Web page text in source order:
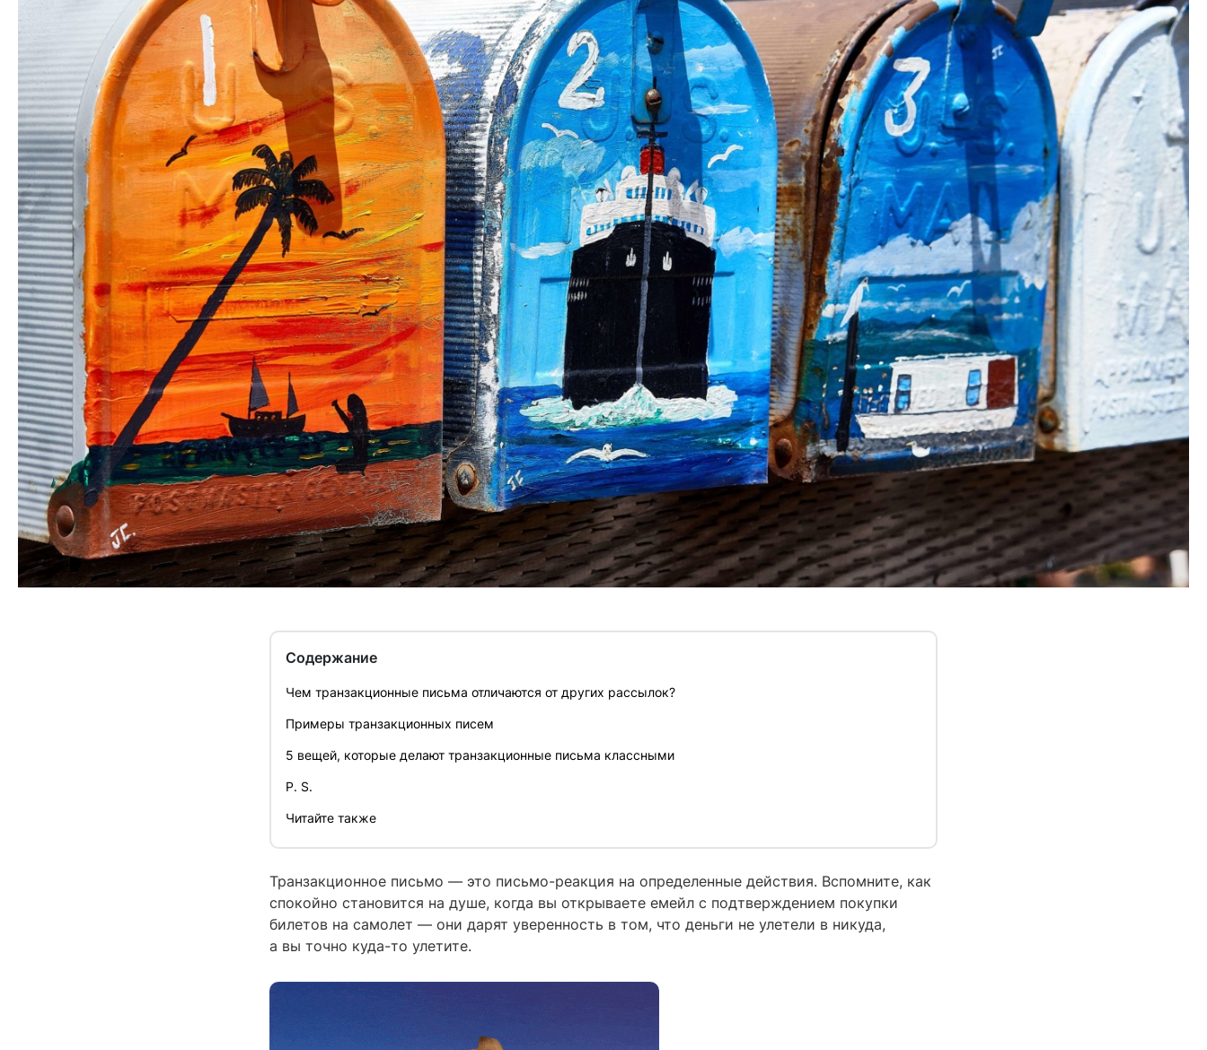
Содержание
Чем транзакционные письма отличаются от других рассылок?
Примеры транзакционных писем
5 вещей, которые делают транзакционные письма классными
P. S.
Читайте также
Транзакционное письмо — это письмо-реакция на определенные действия. Вспомните, как
спокойно становится на душе, когда вы открываете емейл с подтверждением покупки
билетов на самолет — они дарят уверенность в том, что деньги не улетели в никуда,
а вы точно куда-то улетите.